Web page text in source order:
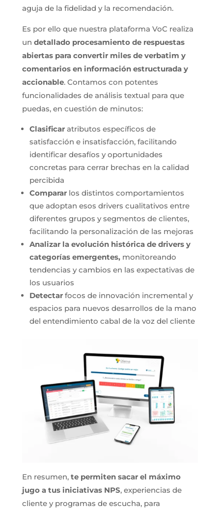
aguja de la fidelidad y la recomendación.
Es por ello que nuestra plataforma VoC realiza
un detallado procesamiento de respuestas
abiertas para convertir miles de verbatim y
comentarios en información estructurada y
accionable. Contamos con potentes
funcionalidades de análisis textual para que
puedas, en cuestión de minutos:
Clasificar atributos específicos de
satisfacción e insatisfacción, facilitando
identificar desafíos y oportunidades
concretas para cerrar brechas en la calidad
percibida
Compararlos distintos comportamientos
que adoptan esos drivers cualitativos entre
diferentes grupos y segmentos de clientes,
facilitando la personalización de las mejoras
Analizar la evolución histórica de drivers y
categorías emergentes,monitoreando
tendencias y cambios en las expectativas de
los usuarios
Detectarfocos de innovación incremental y
espacios para nuevos desarrollos de la mano
del entendimiento cabal de la voz del cliente
En resumen, te permiten sacar el máximo
jugo a tus iniciativas NPS, experiencias de
cliente y programas de escucha, para